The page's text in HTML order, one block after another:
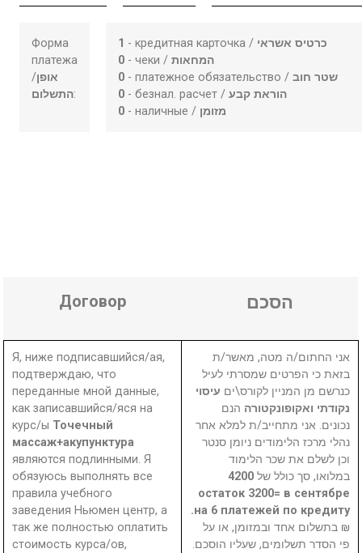
Форма
платежа
/אופן
התשלום:
1 - кредитная карточка / כרטיס אשראי
0 - чеки /המחאות
0 - платежное обязательство /שטר חוב
0 - безнал. расчет /הוראת קבע
0 - наличные / מזומן
Договор הסכם
Я, ниже подписавшийся/ая,
подтверждаю, что
переданные мной данные,
как записавшийся/яся на
курс/ы Точечный
массаж+акупунктура
являются подлинными. Я
обязуюсь выполнять все
правила учебного
заведения Ньюмен центр, а
так же полностью оплатить
стоимость курса/ов,
אני החתום/ה מטה, מאשר/ת
בזאת כי הפרטים שמסרתי לעיל
כנרשם מן המניין לקורס\ים עיסוי
נקודתי ואקופונקטורה הנם
נכונים. אני מתחייב/ת למלא אחר
נהלי מרכז הלימודים ניומן סנטר
וכן לשלם את שכר הלימוד
במלואו, סך כולל של 4200
остаток 3200= в сентябре
на 6 платежей по кредиту.
₪ בתשלום אחד ובמזומן, או על
פי הסדר תשלומים, שעליו הוסכם.